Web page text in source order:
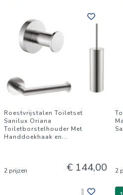
Roestvrijstalen Toiletset
Sanilux Oriana
Toiletborstelhouder Met
Handdoekhaak en...
2 prijzen € 144,00 2